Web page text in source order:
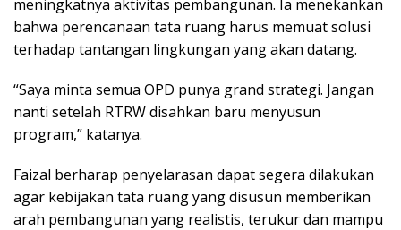
meningkatnya aktivitas pembangunan. Ia menekankan
bahwa perencanaan tata ruang harus memuat solusi
terhadap tantangan lingkungan yang akan datang.
“Saya minta semua OPD punya grand strategi. Jangan
nanti setelah RTRW disahkan baru menyusun
program,” katanya.
Faizal berharap penyelarasan dapat segera dilakukan
agar kebijakan tata ruang yang disusun memberikan
arah pembangunan yang realistis, terukur dan mampu